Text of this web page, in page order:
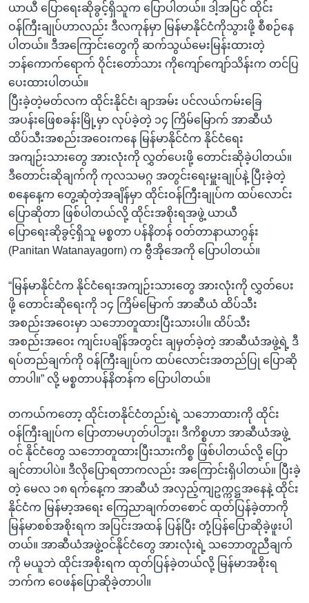
ညွန်း
စာမျက်နှာ
ကျော်
ကြည့်
ရန်
ရှာဖွေ
နေရာ
ကျော်
သုတပဒေသာ အင်္ဂလိပ်စာ
Learning English
ဗွီအိုအေ လူမှုကွန်ယက်များ
ဘာသာစကားများ
ယာယီ ပြောရေးဆိုခွင့်ရှိသူက ပြောပါတယ်။ ဒါ့အပြင် ထိုင်း
ဝန်ကြီးချုပ်ဟာလည်း ဒီလကုန်မှာ မြန်မာနိုင်ငံကိုသွားဖို့ စီစဉ်နေ
ပါတယ်။ ဒီအကြောင်းတွေကို ဆက်သွယ်မေးမြန်းထားတဲ့
ဘန်ကောက်ရောက် ဝိုင်းတော်သား ကိုကျော်ကျော်သိန်းက တင်ပြ
ပေးထားပါတယ်။
ပြီးခဲ့တဲ့မတ်လက ထိုင်းနိုင်ငံ၊ ချာအမ်း ပင်လယ်ကမ်းခြေ
အပန်းဖြေစခန်းမြို့မှာ လုပ်ခဲ့တဲ့ ၁၄ ကြိမ်မြောက် အာဆီယံ
ထိပ်သီးအစည်းအဝေးကနေ မြန်မာနိုင်ငံက နိုင်ငံရေး
အကျဉ်းသားတွေ အားလုံးကို လွှတ်ပေးဖို့ တောင်းဆိုခဲ့ပါတယ်။
ဒီတောင်းဆိုချက်ကို ကုလသမဂ္ဂ အတွင်းရေးမှူးချုပ်နဲ့ ပြီးခဲ့တဲ့
စနေနေ့က တွေ့ဆုံတဲ့အချိန်မှာ ထိုင်းဝန်ကြီးချုပ်က ထပ်လောင်း
ပြောဆိုတာ ဖြစ်ပါတယ်လို့ ထိုင်းအစိုးရအဖွဲ့ ယာယီ
ပြောရေးဆိုခွင့်ရှိသူ မစ္စတာ ပန်နိတန် ဝတ်တာနာယာဂွန်း
(Panitan Watanayagorn) က ဗွီအိုအေကို ပြောပါတယ်။
“မြန်မာနိုင်ငံက နိုင်ငံရေးအကျဉ်းသားတွေ အားလုံးကို လွှတ်ပေး
ဖို့ တောင်းဆိုရေးကို ၁၄ ကြိမ်မြောက် အာဆီယံ ထိပ်သီး
အစည်းအဝေးမှာ သဘောတူထားပြီးသားပါ။ ထိပ်သီး
အစည်းအဝေး ကျင်းပချိန်အတွင်း ချမှတ်ခဲ့တဲ့ အာဆီယံအဖွဲ့ရဲ့ ဒီ
ရပ်တည်ချက်ကို ဝန်ကြီးချုပ်က ထပ်လောင်းအတည်ပြု ပြောဆို
တာပါ။” လို့ မစ္စတာပန်နိတန်က ပြောပါတယ်။
တကယ်ကတော့ ထိုင်းတနိုင်ငံတည်းရဲ့ သဘောထားကို ထိုင်း
ဝန်ကြီးချုပ်က ပြောတာမဟုတ်ပါဘူး၊ ဒီကိစ္စဟာ အာဆီယံအဖွဲ့
ဝင် နိုင်ငံတွေ သဘောတူထားပြီးသားကိစ္စ ဖြစ်ပါတယ်လို့ ပြော
ချင်တာပါပဲ။ ဒီလိုပြောရတာကလည်း အကြောင်းရှိပါတယ်။ ပြီးခဲ့
တဲ့ မေလ ၁၈ ရက်နေ့က အာဆီယံ အလှည့်ကျဥက္ကဋ္ဌအနေနဲ့ ထိုင်း
နိုင်ငံက မြန်မာ့အရေး ကြေညာချက်တစောင် ထုတ်ပြန်ခဲ့တာကို
မြန်မာစစ်အစိုးရက အပြင်းအထန် ပြန်ပြီး တုံ့ပြန်ပြောဆိုခဲ့ဖူးပါ
တယ်။ အာဆီယံအဖွဲ့ဝင်နိုင်ငံတွေ အားလုံးရဲ့ သဘောတူညီချက်
ကို မယူဘဲ ထိုင်းအစိုးရက ထုတ်ပြန်ခဲ့တယ်လို့ မြန်မာအစိုးရ
ဘက်က ဝေဖန်ပြောဆိုခဲ့တာပါ။